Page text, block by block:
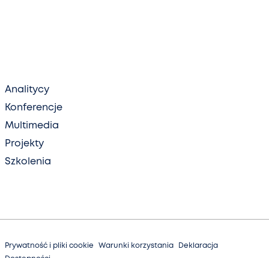
Analitycy
Konferencje
Multimedia
Projekty
Szkolenia
Prywatność i pliki cookie Warunki korzystania
Deklaracja